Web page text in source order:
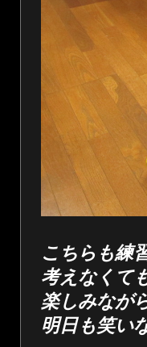
こちらも練
考えなくて
楽しみなが
明日も笑い